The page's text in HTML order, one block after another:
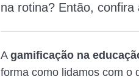
na rotina? Então,
A gamificação na
forma como lidamos com o